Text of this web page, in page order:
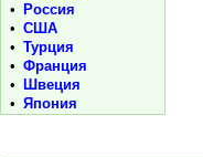
•
Россия
• США
• Турция
• Франция
•
Швеция
• Япония